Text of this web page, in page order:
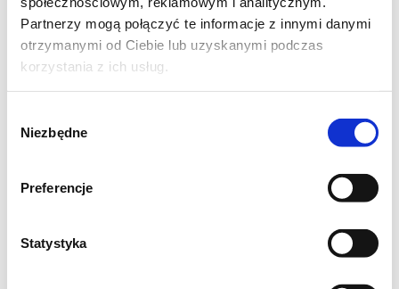
Partnerzy mogą połączyć te informacje z innymi danymi
otrzymanymi od Ciebie lub uzyskanymi podczas
korzystania z ich usług.
zgody
Niezbędne
Preferencje
Statystyka